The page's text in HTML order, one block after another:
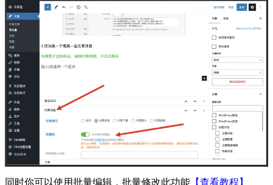
同时你可以使用批量编辑，批量修改此功能 【查看教程】